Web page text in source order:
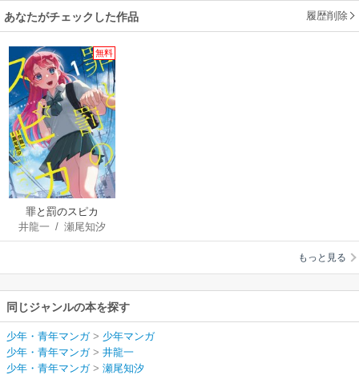
あなたがチェックした作品 履歴削除
無料
罪と罰のスピカ
井龍一 /瀬尾知汐
もっと見る
同じジャンルの本を探す
少年・青年マンガ> 少年マンガ
少年・青年マンガ> 井龍一
少年・青年マンガ> 瀬尾知汐